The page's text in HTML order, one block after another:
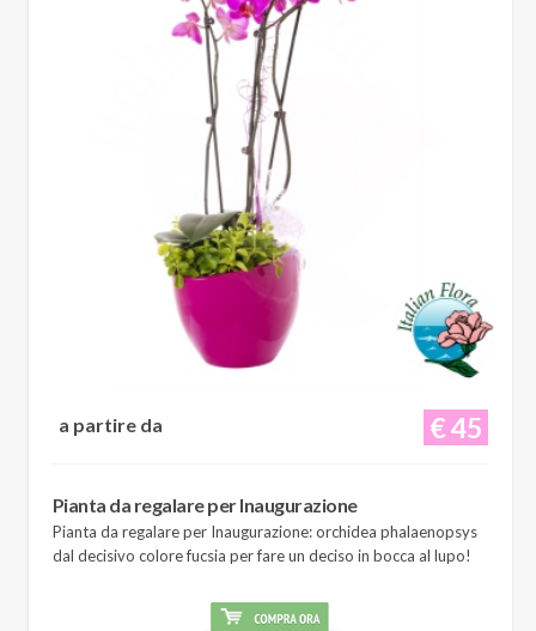
€ 45
a partire da
Pianta da regalare per Inaugurazione
Pianta da regalare per Inaugurazione: orchidea phalaenopsys
dal decisivo colore fucsia per fare un deciso in bocca al lupo!